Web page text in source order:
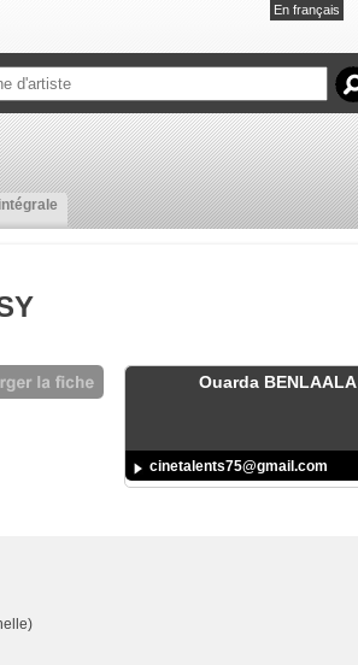
En français
Ouarda BENLAALA
cinetalents75@gmail.com